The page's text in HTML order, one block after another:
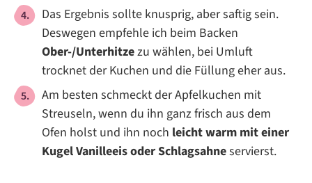
Das Ergebnis sollte knusprig, aber saftig sein.
Deswegen empfehle ich beim Backen
Ober-/Unterhitzezu wählen, bei Umluft
trocknet der Kuchen und die Füllung eher aus.
Am besten schmeckt der Apfelkuchen mit
Streuseln, wenn du ihn ganz frisch aus dem
Ofen holst und ihn noch leicht warm mit einer
Kugel Vanilleeis oder Schlagsahneservierst.